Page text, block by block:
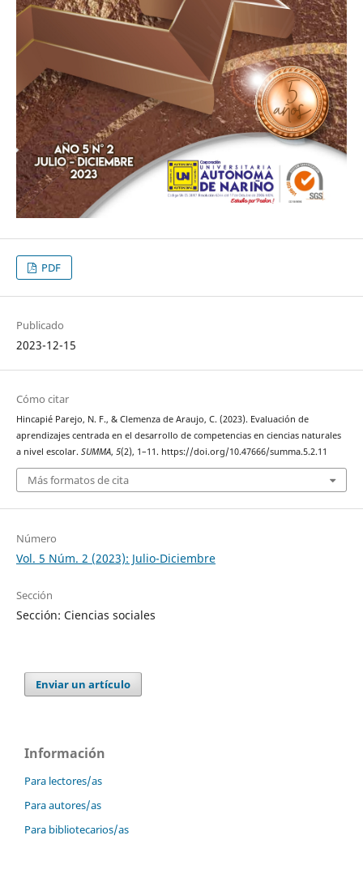
PDF
Publicado
2023-12-15
Cómo citar
Hincapié Parejo, N. F., & Clemenza de Araujo, C. (2023). Evaluación de
aprendizajes centrada en el desarrollo de competencias en ciencias naturales
a nivel escolar. SUMMA, 5(2), 1–11. https://doi.org/10.47666/summa.5.2.11
Más formatos de cita
Número
Vol. 5 Núm. 2 (2023): Julio-Diciembre
Sección
Sección: Ciencias sociales
Enviar un artículo
Información
Para lectores/as
Para autores/as
Para bibliotecarios/as